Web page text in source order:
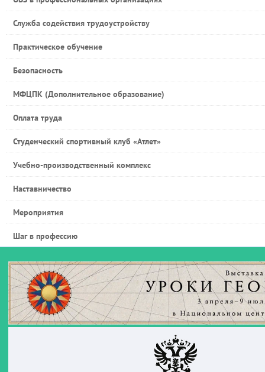
Служба содействия трудоустройству
Практическое обучение
Безопасность
МФЦПК (Дополнительное образование)
Оплата труда
Студенческий спортивный клуб «Атлет»
Учебно-производственный комплекс
Наставничество
Мероприятия
Шаг в профессию